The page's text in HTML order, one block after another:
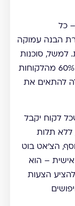
– כל
הבנה עמוקה
למשל, סוכנות
רכב שזיהתה באמצעות הצ'אט בוט כי 60% מהלקוחות
להתאים את
לקוח יקבל
ללא תלות
הצ'אט בוט
– הוא
הצעות